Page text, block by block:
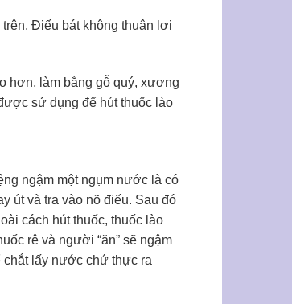
Điếu bát không thuận lợi
hơn, làm bằng gỗ quý, xương
sử dụng để hút thuốc lào
ngậm một ngụm nước là có
út và tra vào nõ điếu. Sau đó
cách hút thuốc, thuốc lào
rê và người “ăn” sẽ ngậm
chắt lấy nước chứ thực ra